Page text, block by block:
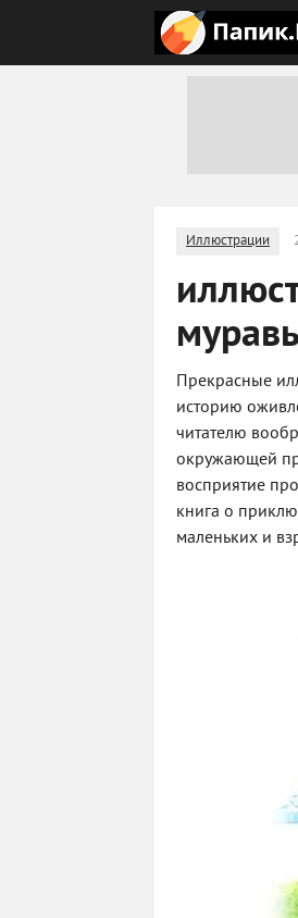
Иллюстрации
Прекрасные
историю
читателю
окружающей
восприятие
книга о
маленьких и